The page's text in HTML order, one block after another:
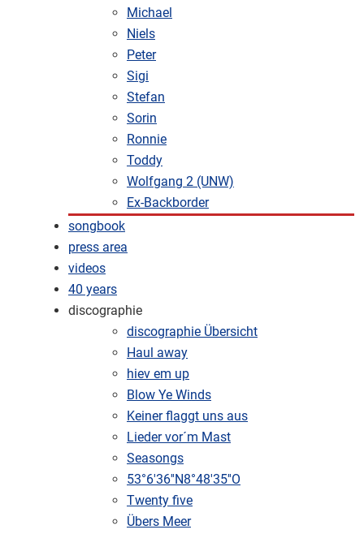
Michael
Niels
Peter
Sigi
Stefan
Sorin
Ronnie
Toddy
Wolfgang 2 (UNW)
Ex-Backborder
songbook
press area
videos
40 years
discographie
discographie Übersicht
Haul away
hiev em up
Blow Ye Winds
Keiner flaggt uns aus
Lieder vor´m Mast
Seasongs
53°6'36''N8°48'35''O
Twenty five
Übers Meer